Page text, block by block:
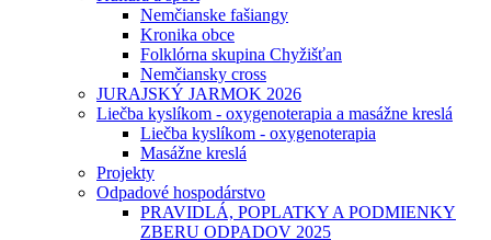
Nemčianske fašiangy
Kronika obce
Folklórna skupina Chyžišťan
Nemčiansky cross
JURAJSKÝ JARMOK 2026
Liečba kyslíkom - oxygenoterapia a masážne kreslá
Liečba kyslíkom - oxygenoterapia
Masážne kreslá
Projekty
Odpadové hospodárstvo
PRAVIDLÁ, POPLATKY A PODMIENKY
ZBERU ODPADOV 2025